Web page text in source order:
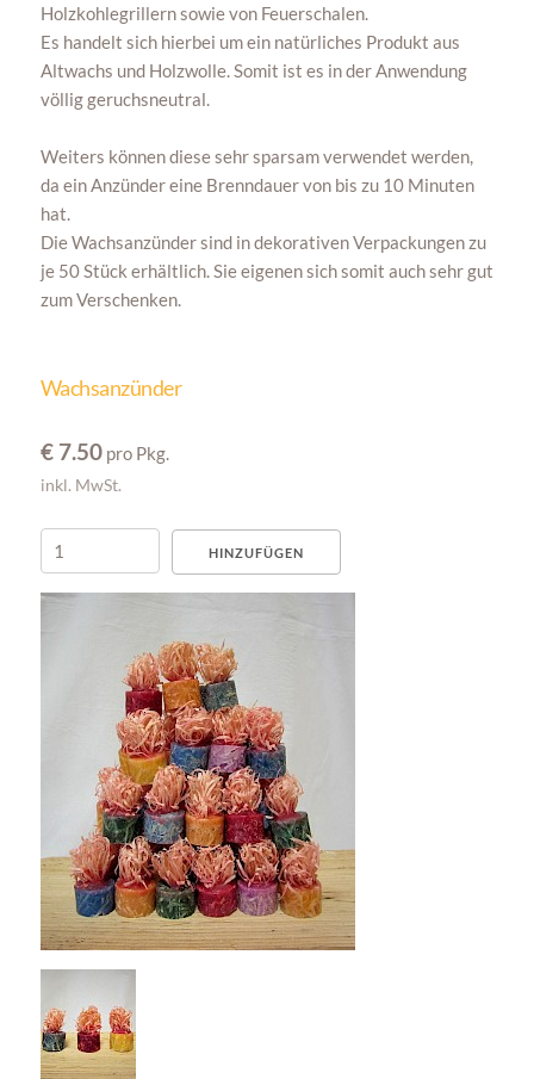
Holzkohlegrillern sowie von Feuerschalen.
Es handelt sich hierbei um ein natürliches Produkt aus
Altwachs und Holzwolle. Somit ist es in der Anwendung
völlig geruchsneutral.
Weiters können diese sehr sparsam verwendet werden,
da ein Anzünder eine Brenndauer von bis zu 10 Minuten
hat.
Die Wachsanzünder sind in dekorativen Verpackungen zu
je 50 Stück erhältlich. Sie eigenen sich somit auch sehr gut
zum Verschenken.
Wachsanzünder
€ 7.50pro Pkg.
inkl. MwSt.